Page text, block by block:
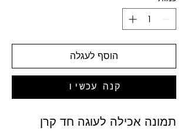
הוסף לעגלה
קנה עכשיו
תמונה אכילה לעוגה חד קרן